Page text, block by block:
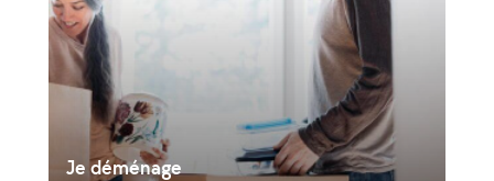
Je déménage